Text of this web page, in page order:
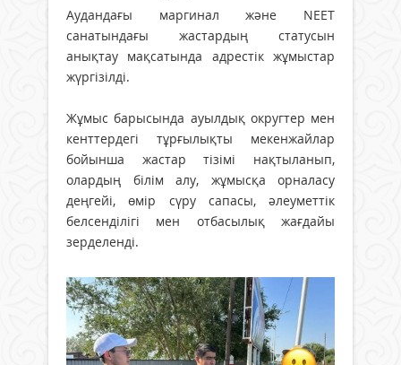
Аудандағы маргинал және NEET
санатындағы жастардың статусын
анықтау мақсатында адрестік жұмыстар
жүргізілді.
Жұмыс барысында ауылдық округтер мен
кенттердегі тұрғылықты мекенжайлар
бойынша жастар тізімі нақтыланып,
олардың білім алу, жұмысқа орналасу
деңгейі, өмір сүру сапасы, әлеуметтік
белсенділігі мен отбасылық жағдайы
зерделенді.